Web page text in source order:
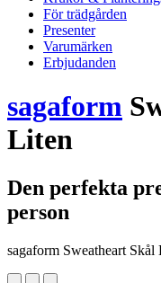
För trädgården
Presenter
Varumärken
Erbjudanden
sagaform
Liten
Den perfekta
person
sagaform Sweatheart Skål